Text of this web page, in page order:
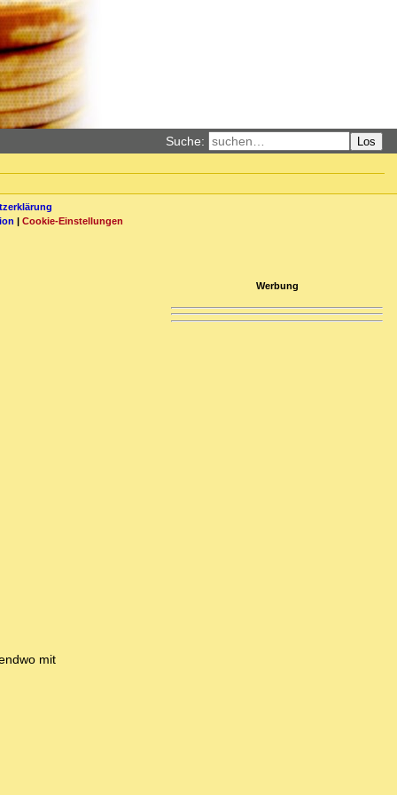
Suche: Los
| Cookie-Einstellungen
mit
Werbung